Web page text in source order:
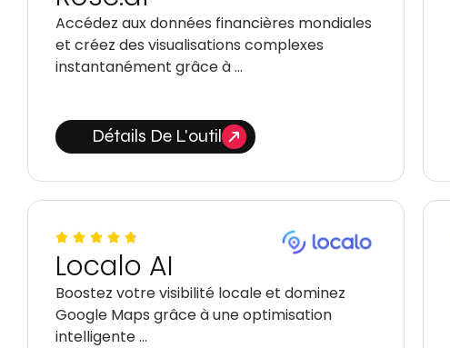
Accédez aux données financières mondiales
et créez des visualisations complexes
instantanément grâce à …
Détails De L'outil
Localo AI
Boostez votre visibilité locale et dominez
Google Maps grâce à une optimisation
intelligente …